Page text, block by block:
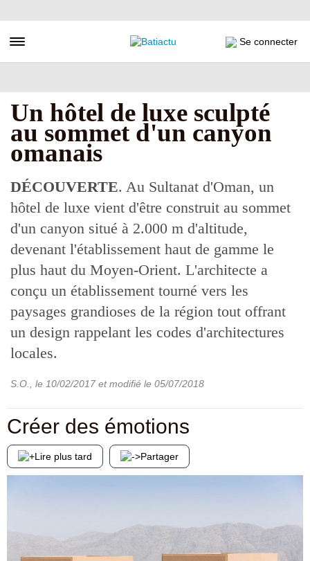
au
principal
Toggle navigation Se connecter
Un hôtel de luxe sculpté
au sommet d'un canyon
omanais
DÉCOUVERTE. Au Sultanat d'Oman, un
hôtel de luxe vient d'être construit au sommet
d'un canyon situé à 2.000 m d'altitude,
devenant l'établissement haut de gamme le
plus haut du Moyen-Orient. L'architecte a
conçu un établissement tourné vers les
paysages grandioses de la région tout offrant
un design rappelant les codes d'architectures
locales.
S.O. , le 10/02/2017 et modifié le 05/07/2018
Créer des émotions
Lire plus tard Partager